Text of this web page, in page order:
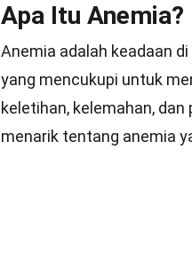
Apa Itu Anemia?
Anemia adalah keadaan
yang mencukupi untuk
keletihan, kelemahan,
menarik tentang anemia